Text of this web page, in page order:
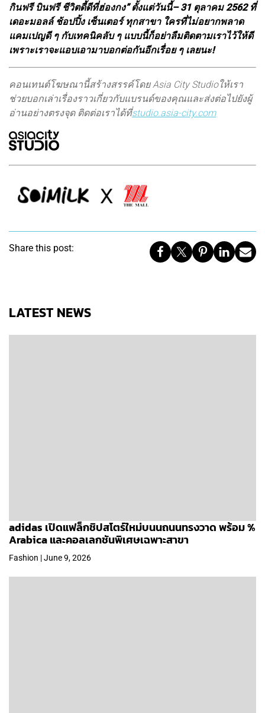
กินฟรี บินฟรี ชีวิตดี้ดีที่ฮ่องกง” ตั้งแต่วันนี้– 31 ตุลาคม 2562 ที่
เดอะมอลล์ ช้อปปิ้ง เซ็นเตอร์ ทุกสาขา ใครที่ไม่อยากพลาด
แคมเปญดี ๆ กับเทคนิคลับ ๆ แบบนี้ก็อย่าลืมติดตามเราไว้ให้ดี
เพราะเราจะแอบเอามาบอกต่อกันอีกเรื่อย ๆ เลยนะ!
คอนเทนต์โฆษณานี้สร้างสรรค์โดย Asia City Studioให้เรา
ช่วยบอกเล่าเรื่องราวเกี่ยวกับแบรนด์ของคุณและส่งต่อไปยังผู้
อ่านอย่างตรงจุด ติดต่อเราได้ที่studio.asia-city.com
Share this post:
LATEST NEWS
adidas เปิดแฟล็กชิปสโตร์ใหม่บนนถนนทรงวาด พร้อม %
Arabica และคอลเลกชันพิเศษเฉพาะสาขา
Fashion | June 9, 2026